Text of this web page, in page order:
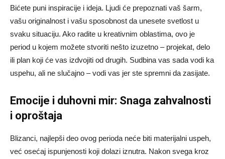
Bićete puni inspiracije i ideja. Ljudi će prepoznati vaš šarm,
vašu originalnost i vašu sposobnost da unesete svetlost u
svaku situaciju. Ako radite u kreativnim oblastima, ovo je
period u kojem možete stvoriti nešto izuzetno – projekat, delo
ili plan koji će vas izdvojiti od drugih. Sudbina vas sada vodi ka
uspehu, ali ne slučajno – vodi vas jer ste spremni da zasijate.
Emocije i duhovni mir: Snaga zahvalnosti
i oproštaja
Blizanci, najlepši deo ovog perioda neće biti materijalni uspeh,
već osećaj ispunjenosti koji dolazi iznutra. Nakon svega kroz